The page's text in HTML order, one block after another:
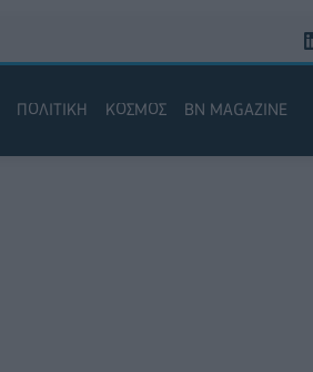
ΠΟΛΙΤΙΚΗ ΚΟΣΜΟΣ BN MAGAZINE